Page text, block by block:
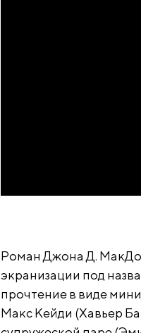
Роман Джона Д.
экранизации под
прочтение в виде
Макс Кейди (Хавьер